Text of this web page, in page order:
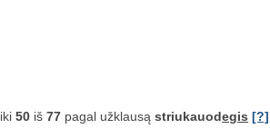
iki50 iš77 pagal užklausąstriukauodegis [?]